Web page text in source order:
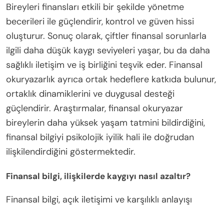
Bireyleri finansları etkili bir şekilde yönetme
becerileri ile güçlendirir, kontrol ve güven hissi
oluşturur. Sonuç olarak, çiftler finansal sorunlarla
ilgili daha düşük kaygı seviyeleri yaşar, bu da daha
sağlıklı iletişim ve iş birliğini teşvik eder. Finansal
okuryazarlık ayrıca ortak hedeflere katkıda bulunur,
ortaklık dinamiklerini ve duygusal desteği
güçlendirir. Araştırmalar, finansal okuryazar
bireylerin daha yüksek yaşam tatmini bildirdiğini,
finansal bilgiyi psikolojik iyilik hali ile doğrudan
ilişkilendirdiğini göstermektedir.
Finansal bilgi, ilişkilerde kaygıyı nasıl azaltır?
Finansal bilgi, açık iletişimi ve karşılıklı anlayışı